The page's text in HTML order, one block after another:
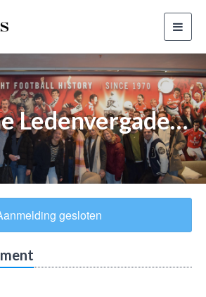
Algemene Ledenvergadering
gesloten